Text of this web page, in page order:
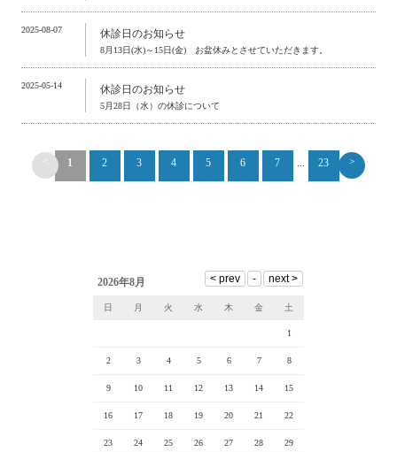
2025-08-07 休診日のお知らせ
8月13日(水)～15日(金) お盆休みとさせていただきます。
2025-05-14 休診日のお知らせ
5月28日（水）の休診について
< 1 2 3 4 5 6 7 ... 23 >
2026年8月
日 月 火 水 木 金 土
1
2 3 4 5 6 7 8
9 10 11 12 13 14 15
16 17 18 19 20 21 22
23 24 25 26 27 28 29